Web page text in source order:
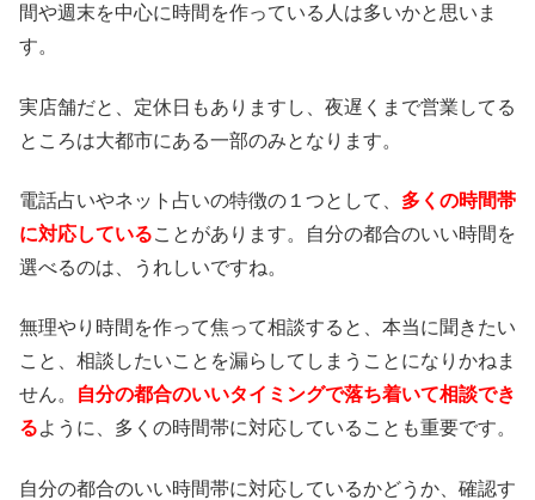
間や週末を中心に時間を作っている人は多いかと思いま
す。
実店舗だと、定休日もありますし、夜遅くまで営業してる
ところは大都市にある一部のみとなります。
電話占いやネット占いの特徴の１つとして、 多くの時間帯
に対応していることがあります。自分の都合のいい時間を
選べるのは、うれしいですね。
無理やり時間を作って焦って相談すると、本当に聞きたい
こと、相談したいことを漏らしてしまうことになりかねま
せん。
自分の都合のいいタイミングで落ち着いて相談でき
るように、多くの時間帯に対応していることも重要です。
自分の都合のいい時間帯に対応しているかどうか、確認す